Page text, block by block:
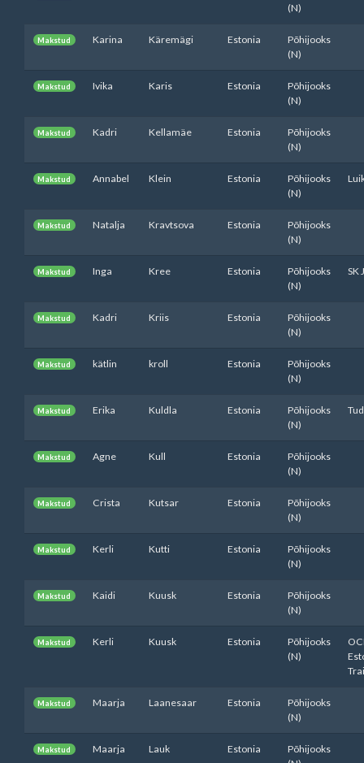
(N)
Makstud Karina Käremägi Estonia
Põhijooks
(N)
Makstud Ivika Karis Estonia
Põhijooks
(N)
Makstud Kadri Kellamäe Estonia
Põhijooks
(N)
Makstud Annabel Klein Estonia
Põhijooks
(N)
Makstud Natalja Kravtsova Estonia
Põhijooks
(N)
Makstud Inga Kree Estonia
Põhijooks
(N)
SK
Makstud Kadri Kriis Estonia
Põhijooks
(N)
Makstud kätlin kroll Estonia
Põhijooks
(N)
Makstud Erika Kuldla Estonia
Põhijooks
(N)
Makstud Agne Kull Estonia
Põhijooks
(N)
Makstud Crista Kutsar Estonia
Põhijooks
(N)
Makstud Kerli Kutti Estonia
Põhijooks
(N)
Makstud Kaidi Kuusk Estonia
Põhijooks
(N)
Makstud Kerli Kuusk Estonia
Põhijooks
(N)
Makstud Maarja Laanesaar Estonia
Põhijooks
(N)
Makstud Maarja Lauk Estonia
Põhijooks